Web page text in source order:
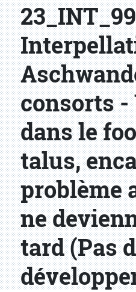
consorts -
dans le
talus,
problème
ne
tard (Pas